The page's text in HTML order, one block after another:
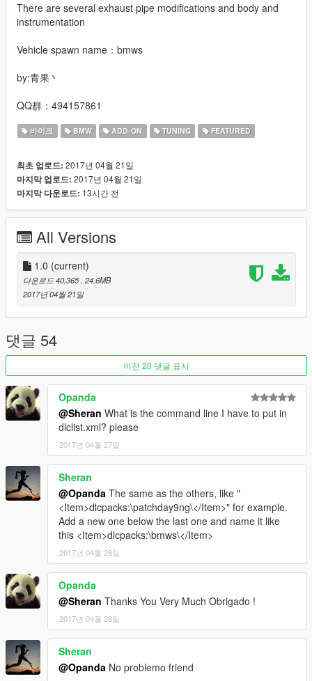
There are several exhaust pipe modifications and body and
instrumentation
Vehicle spawn name：bmws
by:青果丶
QQ群：494157861
바이크 BMW ADD-ON TUNING FEATURED
최초 업로드: 2017년 04월 21일
마지막 업로드: 2017년 04월 21일
마지막 다운로드: 13시간 전
All Versions
1.0 (current)
다운로드 40,365 , 24.6MB
2017년 04월 21일
댓글 54
이전 20 댓글 표시
Opanda
@Sheran What is the command line I have to put in
dlclist.xml? please
2017년 04월 27일
Sheran
@Opanda The same as the others, like "
<Item>dlcpacks:\patchday9ng\</Item>" for example.
Add a new one below the last one and name it like
this <Item>dlcpacks:\bmws\</Item>
2017년 04월 28일
Opanda
@Sheran Thanks You Very Much Obrigado !
2017년 04월 28일
Sheran
@Opanda No problemo friend